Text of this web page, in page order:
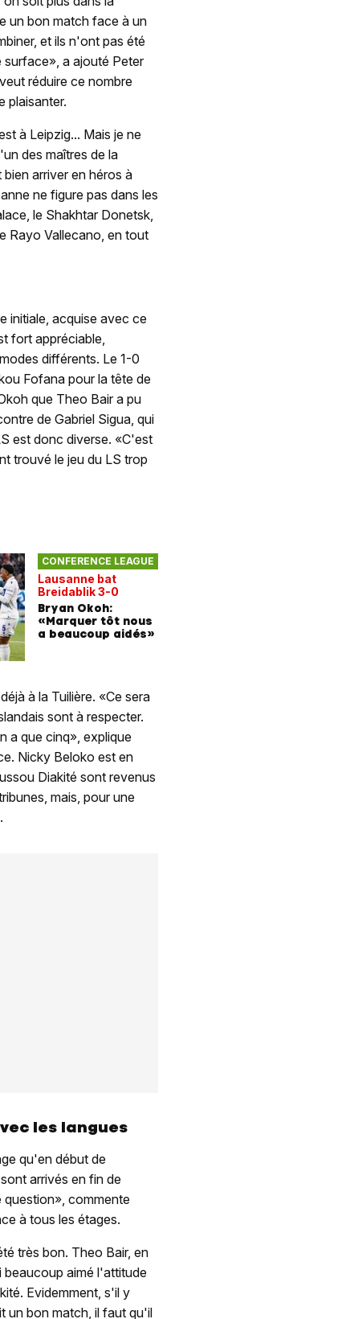
un bon match face à un
et ils n'ont pas été
a ajouté Peter
réduire ce nombre
plaisanter.
à Leipzig... Mais je ne
des maîtres de la
arriver en héros à
ne figure pas dans les
le Shakhtar Donetsk,
Rayo Vallecano, en tout
initiale, acquise avec ce
fort appréciable,
différents. Le 1-0
Fofana pour la tête de
que Theo Bair a pu
de Gabriel Sigua, qui
est donc diverse. «C'est
trouvé le jeu du LS trop
CONFERENCE LEAGUE
Lausanne bat
Breidablik 3-0
Bryan Okoh:
«Marquer tôt nous
a beaucoup aidés»
à la Tuilière. «Ce sera
sont à respecter.
a que cinq», explique
Nicky Beloko est en
Diakité sont revenus
mais, pour une
les langues
qu'en début de
arrivés en fin de
commente
à tous les étages.
très bon. Theo Bair, en
aimé l'attitude
Evidemment, s'il y
un bon match, il faut qu'il